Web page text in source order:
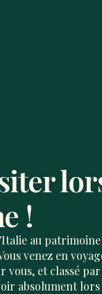
!
au
venez en
vous, et classé
absolument